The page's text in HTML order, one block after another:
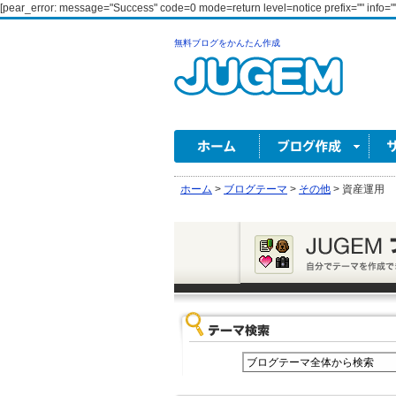
[pear_error: message="Success" code=0 mode=return level=notice prefix=""
無料ブログをかんたん作成
ホーム > ブログテーマ > その他 > 資産運用